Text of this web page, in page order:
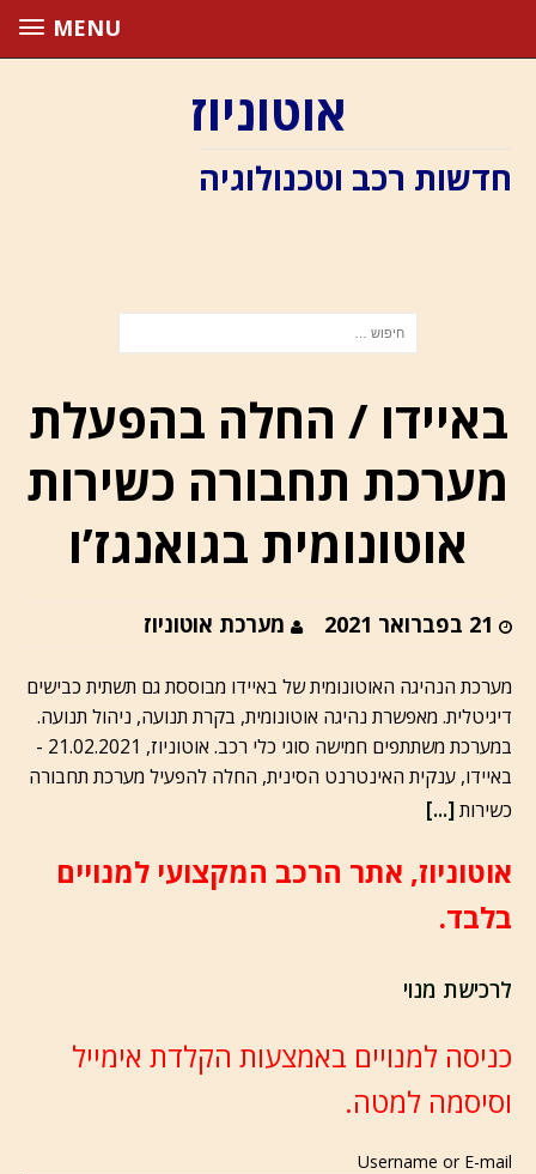
MENU
אוטוניוז
חדשות רכב וטכנולוגיה
באיידו / החלה בהפעלת
מערכת תחבורה כשירות
אוטונומית בגואנגז’ו
21 בפברואר 2021 מערכת אוטוניוז
מערכת הנהיגה האוטונומית של באיידו מבוססת גם תשתית כבישים
דיגיטלית. מאפשרת נהיגה אוטונומית, בקרת תנועה, ניהול תנועה.
במערכת משתתפים חמישה סוגי כלי רכב. אוטוניוז, 21.02.2021 -
באיידו, ענקית האינטרנט הסינית, החלה להפעיל מערכת תחבורה
כשירות[...]
אוטוניוז, אתר הרכב המקצועי למנויים
בלבד.
לרכישת מנוי
כניסה למנויים באמצעות הקלדת אימייל
וסיסמה למטה.
Username or E-mail